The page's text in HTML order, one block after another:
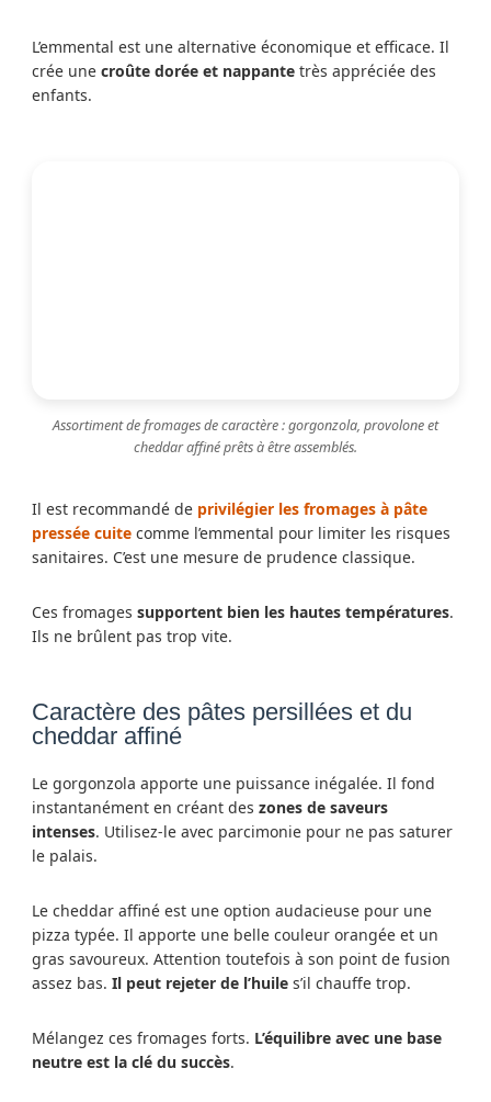
L’emmental est une alternative économique et efficace. Il
crée une croûte dorée et nappantetrès appréciée des
enfants.
Assortiment de fromages de caractère : gorgonzola, provolone et
cheddar affiné prêts à être assemblés.
Il est recommandé de privilégier les fromages à pâte
pressée cuitecomme l’emmental pour limiter les risques
sanitaires. C’est une mesure de prudence classique.
Ces fromages supportent bien les hautes températures.
Ils ne brûlent pas trop vite.
Caractère des pâtes persillées et du
cheddar affiné
Le gorgonzola apporte une puissance inégalée. Il fond
instantanément en créant des zones de saveurs
intenses. Utilisez-le avec parcimonie pour ne pas saturer
le palais.
Le cheddar affiné est une option audacieuse pour une
pizza typée. Il apporte une belle couleur orangée et un
gras savoureux. Attention toutefois à son point de fusion
assez bas. Il peut rejeter de l’huiles’il chauffe trop.
Mélangez ces fromages forts. L’équilibre avec une base
neutre est la clé du succès.